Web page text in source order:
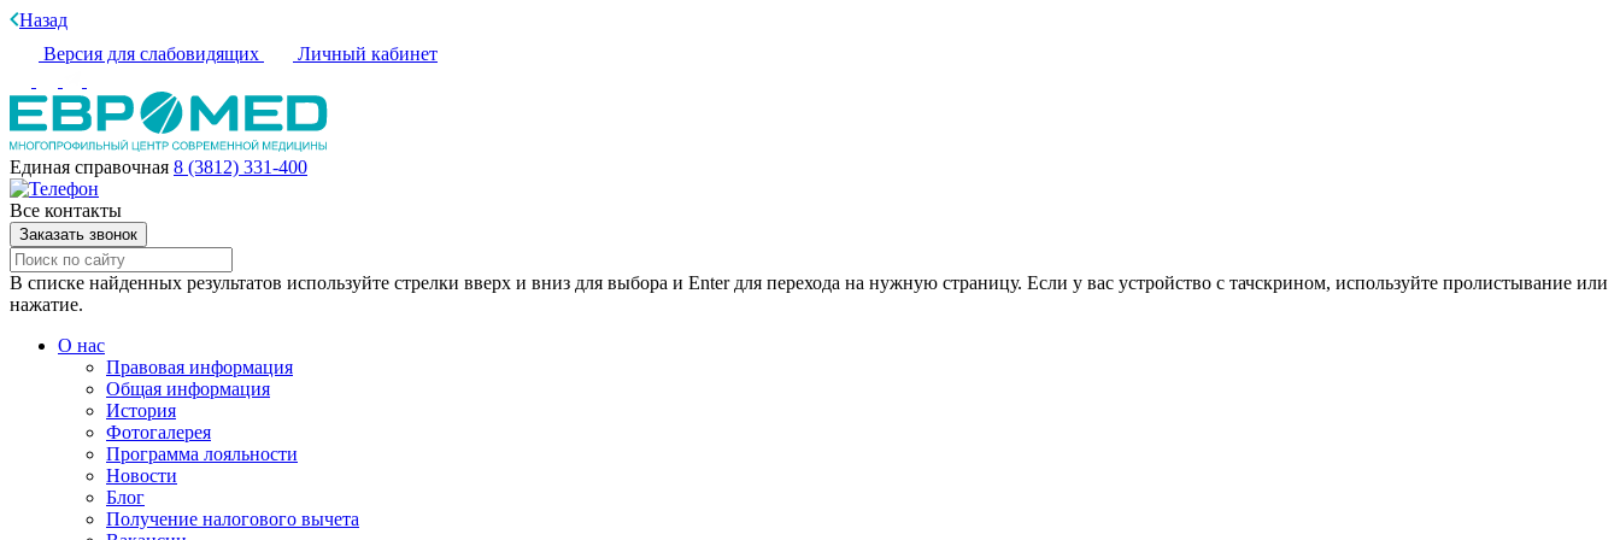
Назад
Версия для слабовидящих
Личный кабинет
Единая справочная 8 (3812) 331-400
Все контакты
Заказать звонок
В списке найденных результатов используйте стрелки вверх и вниз для выбора и Enter для перехода на нужную страницу. Если у вас устройство с тачскрином, используйте пролистывание или
нажатие.
О нас
Правовая информация
Общая информация
История
Фотогалерея
Программа лояльности
Новости
Блог
Получение налогового вычета